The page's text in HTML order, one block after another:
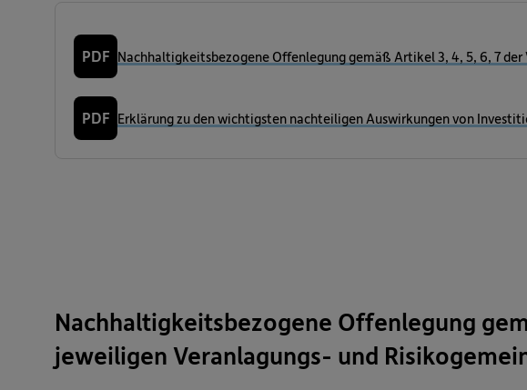
PDF Nachhaltigkeitsbezogene Offenlegung gemäß Artikel 3, 4, 5, 6, 7
PDF Erklärung zu den wichtigsten nachteiligen Auswirkungen von
Nachhaltigkeitsbezogene Offenlegung
jeweiligen Veranlagungs- und